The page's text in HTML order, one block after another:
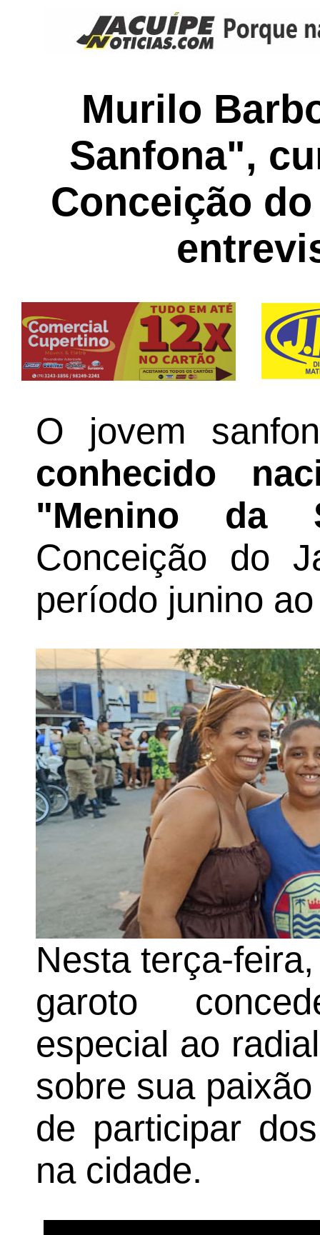
Murilo
Sanfona",
Conceição
O jovem
conhecido
"Menino da
Conceição do
período junino
Nesta terça-
garoto
especial ao
sobre sua
de participar
na cidade.